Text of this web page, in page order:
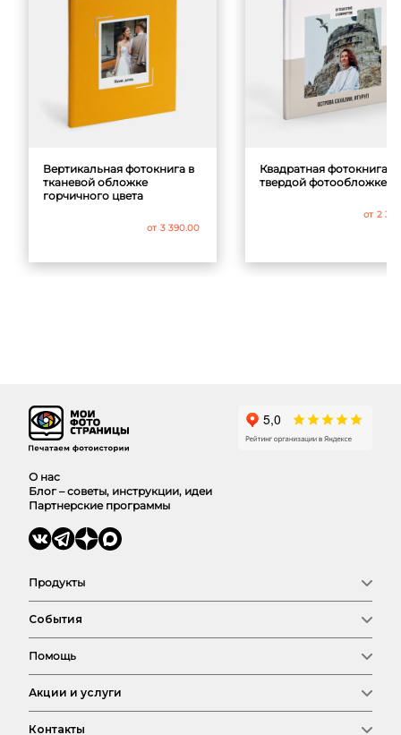
Вертикальная фотокнига в
тканевой обложке
горчичного цвета
от 3 390.00
Квадратная фотокнига в
твердой фотообложке
от 2
О нас
Блог – советы, инструкции, идеи
Партнерские программы
Продукты
Фото
Календари
Выпускные
Сертификат
Магазин
События
Семья
Любовь
Детские
Свадьба
Путешествия
День рождения
Помощь
Оплата и доставка
FAQ
Акции и услуги
Пригласи друга
Контакты